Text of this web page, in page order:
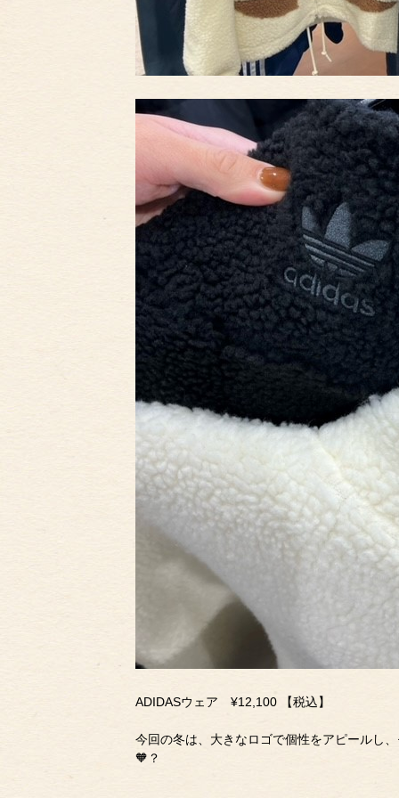
ADIDASウェア ¥12,100 【税込】
今回の冬は、大きなロゴで個性をアピールし
🧡？